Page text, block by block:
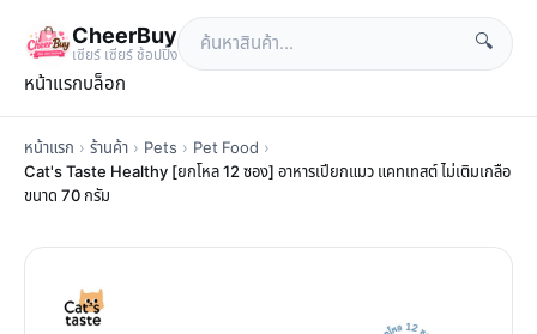
CheerBuy
เซียร์ เซียร์ ช้อปปิ้ง
🔍
หน้าแรกบล็อก
หน้าแรก › ร้านค้า › Pets › Pet Food ›
Cat's Taste Healthy [ยกโหล 12 ซอง] อาหารเปียกแมว แคทเทสต์ ไม่เติมเกลือ
ขนาด 70 กรัม